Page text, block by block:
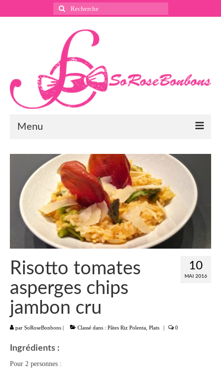
Rechercher
:
Menu
Suivez nous
Instagram
Pinterest
Facebook
Liste
Aumônières Feuilletés Samoussas
Blinis Cakes
Salades Verrines
10
MAI 2016
Risotto tomates
asperges chips
jambon cru
par SoRoseBonbons | Classé dans : Pâtes Riz Polenta Plats | 0
Ingrédients :
Pour 2 personnes :